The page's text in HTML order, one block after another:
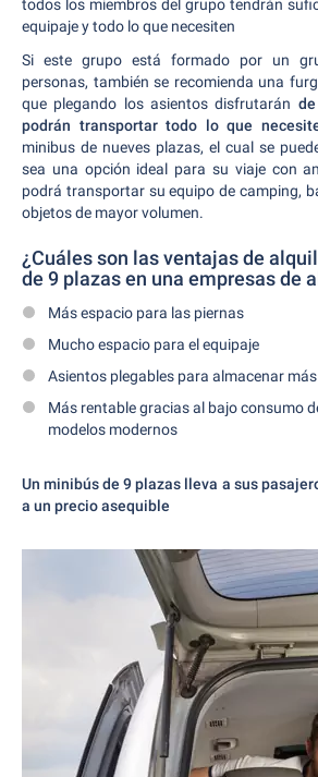
todos los miembros del grupo tendrán
equipaje y todo lo que necesiten
Si este grupo está formado por un
personas, también se recomienda una
que plegando los asientos disfrutarán
podrán transportar todo lo que
minibus de nueves plazas, el cual se
sea una opción ideal para su viaje con
podrá transportar su equipo de camping,
objetos de mayor volumen.
¿Cuáles son las ventajas de
de 9 plazas en una empresas de
Más espacio para las piernas
Mucho espacio para el equipaje
Asientos plegables para almacenar
Más rentable gracias al bajo consumo
modelos modernos
Un minibús de 9 plazas lleva a sus
a un precio asequible